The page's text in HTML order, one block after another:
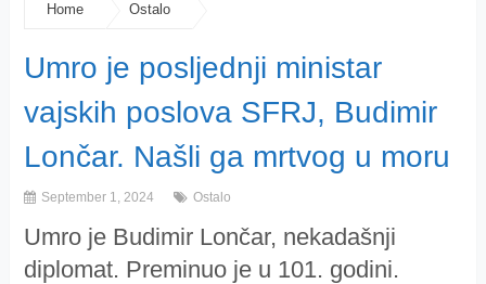
Home Ostalo
Umro je posljednji ministar
vajskih poslova SFRJ, Budimir
Lončar. Našli ga mrtvog u moru
September 1, 2024 Ostalo
Umro je Budimir Lončar, nekadašnji
diplomat. Preminuo je u 101. godini.